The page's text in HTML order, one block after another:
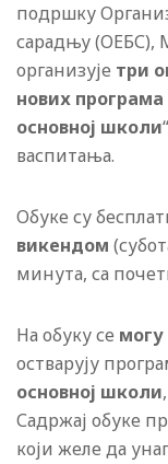
подршку
сарадњу (ОЕБС),
организује три
нових
основној школи
васпитања.
Обуке су
викендом
минута, са
На обуку се могу
остварују
основној школи,
Садржај обуке
који желе да